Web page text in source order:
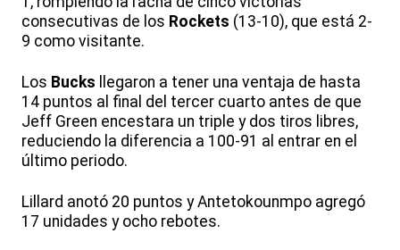
consecutivas de los Rockets (13-10), que está 2-
9 como visitante.
Los Bucks llegaron a tener una ventaja de hasta
14 puntos al final del tercer cuarto antes de que
Jeff Green encestara un triple y dos tiros libres,
reduciendo la diferencia a 100-91 al entrar en el
último periodo.
Lillard anotó 20 puntos y Antetokounmpo agregó
17 unidades y ocho rebotes.